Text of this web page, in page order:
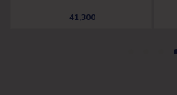
41,300